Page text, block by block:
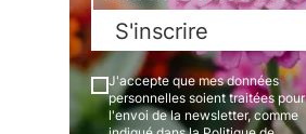
S'inscrire
J'accepte que mes données
personnelles soient traitées pour
l'envoi de la newsletter, comme